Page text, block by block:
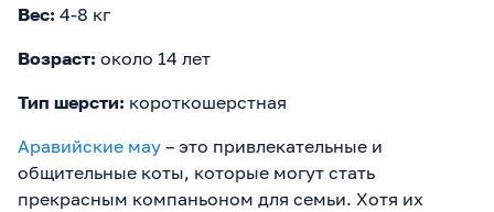
Вес: 4-8 кг
Возраст: около 14 лет
Тип шерсти: короткошерстная
Аравийские мау – это привлекательные и
общительные коты, которые могут стать
прекрасным компаньоном для семьи. Хотя их